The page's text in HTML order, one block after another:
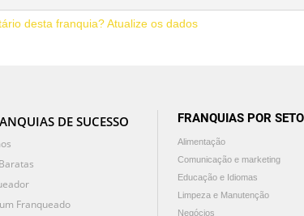
desta franquia? Atualize os dados
DE SUCESSO
Franqueado
FRANQUIAS POR
Alimentação
Comunicação e marketing
Educação e Idiomas
Limpeza e Manutenção
Negócios